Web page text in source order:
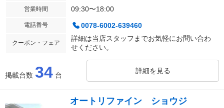
営業時間 09:30〜18:00
電話番号 0078-6002-639460
クーポン・フェア
詳細は当店スタッフまでお気軽にお問い合わ
せください。
掲載台数 34 台
詳細を見る
オートリファイン ショウジ